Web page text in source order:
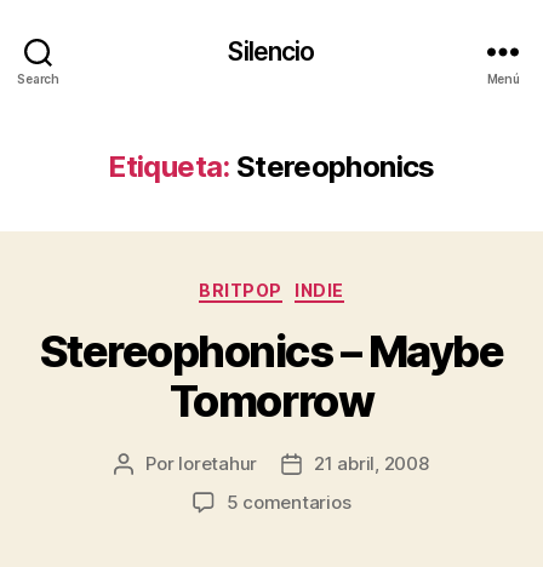
Search
Silencio
Menú
Etiqueta: Stereophonics
Categorías
BRITPOP INDIE
Stereophonics – Maybe
Tomorrow
Autor
Por loretahur
Fecha21 abril, 2008
5 comentariosen